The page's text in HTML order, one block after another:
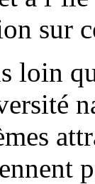
sur
loin